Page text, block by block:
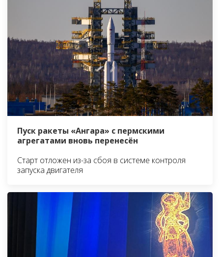
Пуск ракеты «Ангара» с пермскими
агрегатами вновь перенесён
Старт отложен из-за сбоя в системе контроля
запуска двигателя